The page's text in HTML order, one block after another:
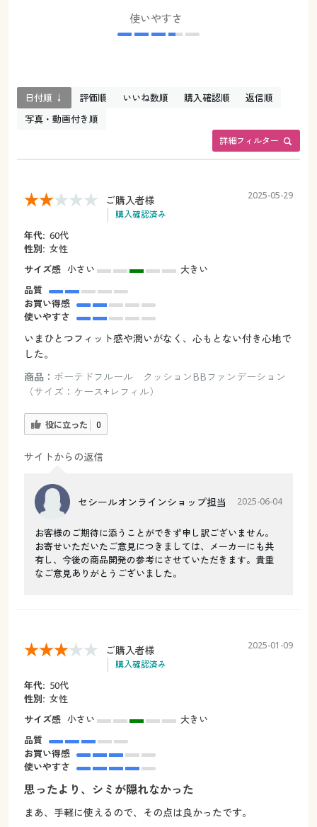
使いやすさ
詳細フィルター
日付順 ↓ 評価順 いいね数順 購入確認順
返信順
写真・動画付き順
ご購入者様
購入確認済み
2025-05-29
年代: 60代
性別: 女性
サイズ感 小さい
大きい
品質
お買い得感
使いやすさ
いまひとつフィット感や潤いがなく、心もとない付き心地で
した。
商品： ボーテドフルール クッションBBファンデーション
（サイズ：ケース+レフィル）
役に立った 0
サイトからの返信
セシールオンラインショップ担当 2025-06-04
お客様のご期待に添うことができず申し訳ございません。
お寄せいただいたご意見につきましては、メーカーにも共
有し、今後の商品開発の参考にさせていただきます。貴重
なご意見ありがとうございました。
ご購入者様
購入確認済み
2025-01-09
年代: 50代
性別: 女性
サイズ感 小さい
大きい
品質
お買い得感
使いやすさ
思ったより、シミが隠れなかった
まあ、手軽に使えるので、その点は良かったです。